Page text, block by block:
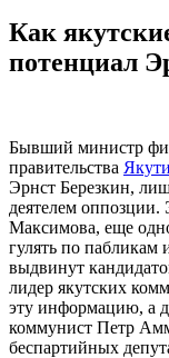
Как
потенциал
Бывший министр
правительства
Эрнст Березкин,
деятелем
Максимова, еще
гулять по пабликам
выдвинут
лидер якутских
эту информацию, а
коммунист Петр
беспартийных